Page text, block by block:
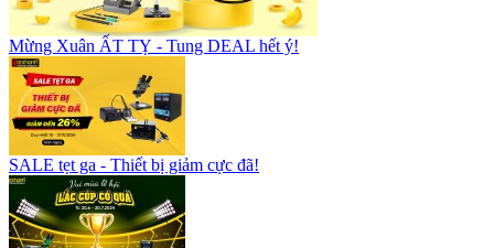
Mừng Xuân ẤT TỴ - Tung DEAL hết ý!
SALE tẹt ga - Thiết bị giảm cực đã!